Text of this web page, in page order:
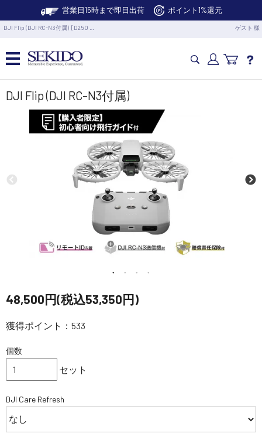
営業日15時まで即日出荷 ポイント1%還元
DJI Flip (DJI RC-N3付属) [D250 … ゲスト 様
カメラドローン・生活家電
カメラ・スタビライザー
業務用ドローン・業務関連製品
水中ドローン(ROV)・水中スクーター
講習会･国家資格･WEBセミナー
定期配信!
SEKIDO
DJI Flip (DJI RC-N3付属)
48,500円(税込53,350円)
獲得ポイント：533
個数
セット
DJI Care Refresh